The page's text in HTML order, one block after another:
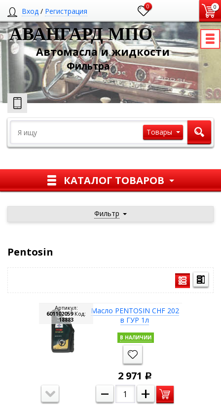
Вход / Регистрация 0 0
АВАНГАРД МПО
Автомасла и жидкости
Фильтра
Товары
КАТАЛОГ ТОВАРОВ
Фильтр
Pentosin
Масло PENTOSIN CHF 202
в ГУР 1л
Артикул:
601102059Код:
18883
В НАЛИЧИИ
2 971 Р
– +